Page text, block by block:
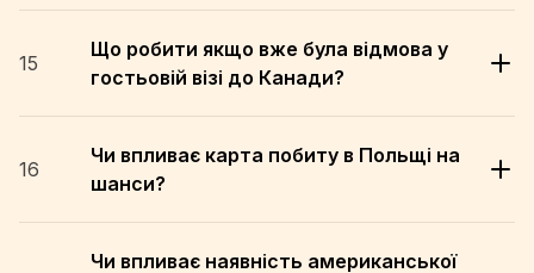
15
Що робити якщо вже була відмова у
гостьовій візі до Канади?
16
Чи впливає карта побиту в Польщі на
шанси?
Чи впливає наявність американської